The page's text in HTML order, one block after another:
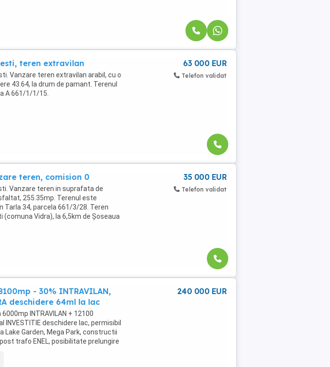
teren extravilan
Vanzare teren extravilan arabil, cu o
43.64, la drum de pamant. Terenul
A 661/1/1/15.
63 000 EUR
Telefon validat
teren, comision 0
Vanzare teren in suprafata de
255.35mp. Terenul este
Tarla 34, parcela 661/3/28. Teren
Vidra), la 6,5km de Șoseaua
35 000 EUR
Telefon validat
- 30% INTRAVILAN,
deschidere 64ml la lac
INTRAVILAN + 12100
INVESTITIE deschidere lac, permisibil
Lake Garden, Mega Park, constructii
trafo ENEL, posibilitate prelungire
240 000 EUR